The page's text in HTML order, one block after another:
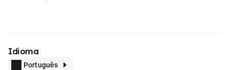
Idioma
Português